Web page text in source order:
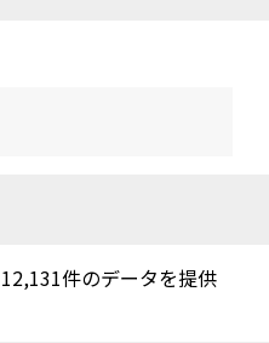
件のデータを提供